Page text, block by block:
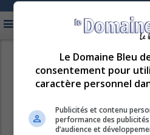
LE DOMAINE BLEULe Domaine Bleu
consentement pour
caractère personnel
Publicités et contenu
performance des
d’audience et